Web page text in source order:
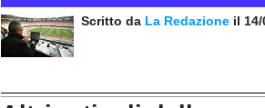
Scritto da La Redazione il 14/